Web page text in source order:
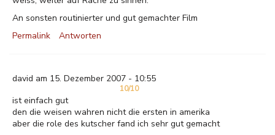
An sonsten routinierter und gut gemachter Film
Permalink
Antworten
david am 15. Dezember 2007 - 10:55
10/10
ist einfach gut
den die weisen wahren nicht die ersten in amerika
aber die role des kutscher fand ich sehr gut gemacht